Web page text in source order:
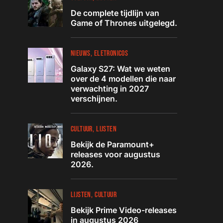
De complete tijdlijn van
Game of Thrones uitgelegd.
NIEUWS ELETRONICOS
Galaxy S27: Wat we weten
over de 4 modellen die naar
verwachting in 2027
verschijnen.
CULTUUR LIJSTEN
Bekijk de Paramount+
releases voor augustus
2026.
LIJSTEN CULTUUR
Bekijk Prime Video-releases
in augustus 2026